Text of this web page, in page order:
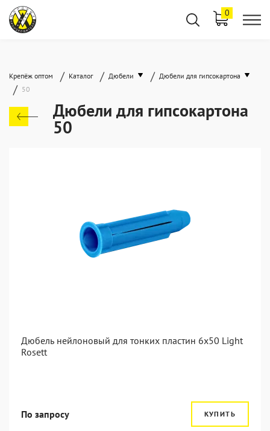
0
Крепёж оптом / Каталог / Дюбели / Дюбели для гипсокартона
/ 50
Дюбели для гипсокартона
50
Дюбель нейлоновый для тонких пластин 6x50 Light
Rosett
По запросу КУПИТЬ